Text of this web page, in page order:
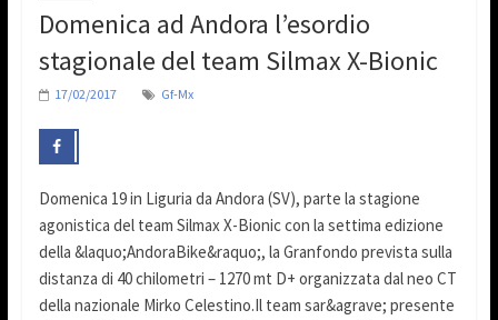
Domenica ad Andora l’esordio
stagionale del team Silmax X-Bionic
17/02/2017 Gf-Mx
Domenica 19 in Liguria da Andora (SV), parte la stagione
agonistica del team Silmax X-Bionic con la settima edizione
della &laquo;AndoraBike&raquo;, la Granfondo prevista sulla
distanza di 40 chilometri – 1270 mt D+ organizzata dal neo CT
della nazionale Mirko Celestino.Il team sar&agrave; presente